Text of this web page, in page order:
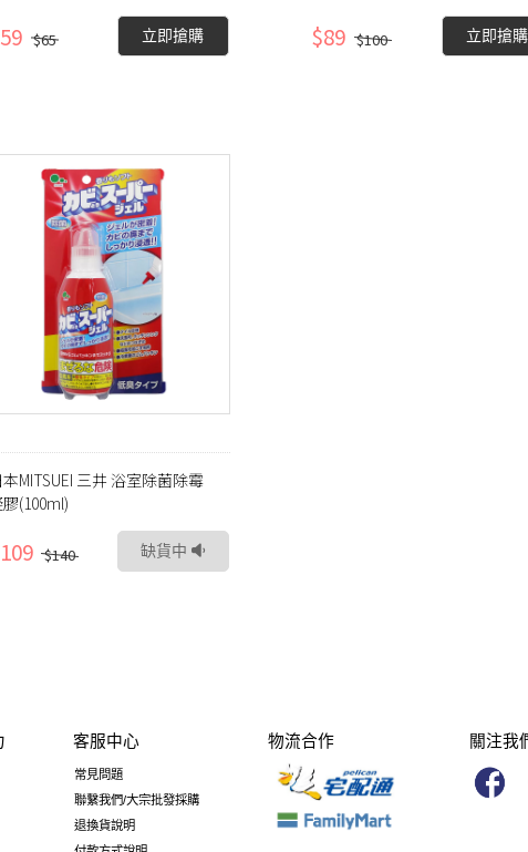
$65 立即搶購 $89 $100 立即搶購
本MITSUEI 三井 浴室除菌除霉
(100ml)
$140 缺貨中
客服中心
常見問題
聯繫我們/大宗批發採購
退換貨說明
物流合作 關注我